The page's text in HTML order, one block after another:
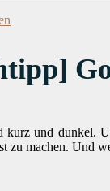
und dunkel.
zu machen. Und